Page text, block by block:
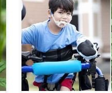
neurologicznym
mózgu lub
macicy, podczas porodu
Stan ten ma wpływ na
koordynację mięśni,
ogólny ruch ciała w
wczesnego dzieciństwa.
dodatkowych objawów […]